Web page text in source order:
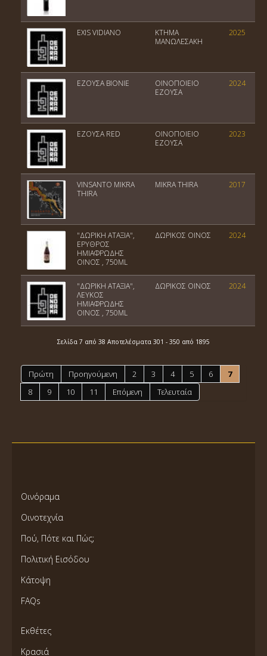
EXIS VIDIANO
ΚΤΗΜΑ
ΜΑΝΩΛΕΣΑΚΗ
2025
ΕΖΟΥΣΑ ΒΙΟΝΙΕ
ΟΙΝΟΠΟΙΕΙΟ
ΕΖΟΥΣΑ
2024
ΕΖΟΥΣΑ RED
ΟΙΝΟΠΟΙΕΙΟ
ΕΖΟΥΣΑ
2023
VINSANTO MIKRA
THIRA
MIKRA THIRA 2017
"ΔΩΡΙΚΗ ΑΤΑΞΙΑ",
ΕΡΥΘΡΟΣ
ΗΜΙΑΦΡΩΔΗΣ
ΟΙΝΟΣ , 750ML
ΔΩΡΙΚΟΣ ΟΙΝΟΣ 2024
"ΔΩΡΙΚΗ ΑΤΑΞΙΑ",
ΛΕΥΚΟΣ
ΗΜΙΑΦΡΩΔΗΣ
ΟΙΝΟΣ , 750ML
ΔΩΡΙΚΟΣ ΟΙΝΟΣ 2024
Σελίδα 7 από 38 Αποτελέσματα 301 - 350 από 1895
Πρώτη Προηγούμενη 2 3 4 5 6
7
8
9 10 11 Επόμενη Τελευταία
Οινόραμα
Οινοτεχνία
Πού, Πότε και Πώς;
Πολιτική Εισόδου
Κάτοψη
FAQs
Εκθέτες
Κρασιά